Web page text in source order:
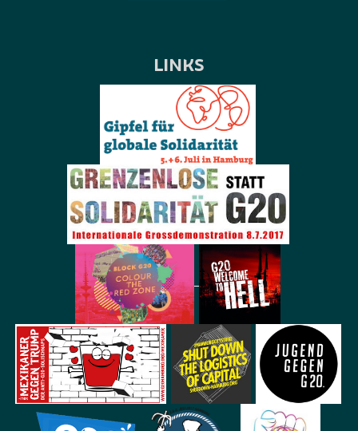
LINKS